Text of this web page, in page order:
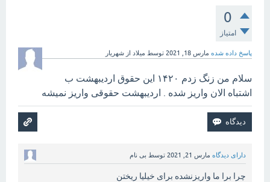
0
امتیاز
پاسخ داده شده مارس 18, 2021 توسط میلاد از شهریار
سلام من زنگ زدم ۱۴۲۰ این حقوق اردیبهشت ب
اشتباه الان واریز شده . اردیبهشت حقوقی واریز نمیشه
دارای دیدگاه مارس 21, 2021 توسط بی نام
چرا برا ما واریزنشده برای خیلیا ریختن